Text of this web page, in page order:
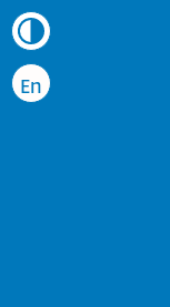
En